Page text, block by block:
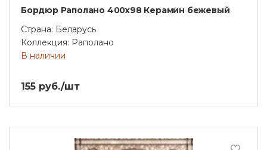
Бордюр Раполано 400х98 Керамин бежевый
Страна: Беларусь
Коллекция: Раполано
В наличии
155 руб./шт